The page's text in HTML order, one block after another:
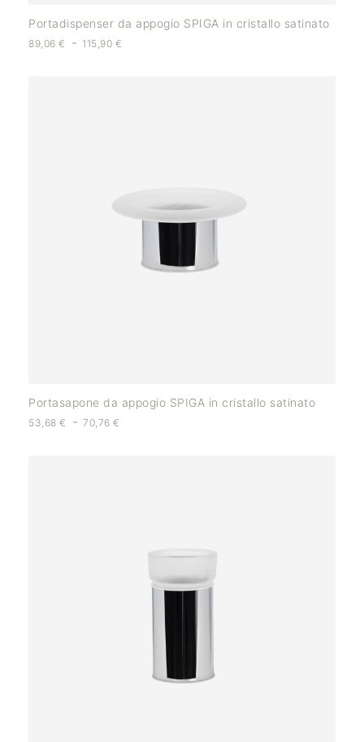
Portadispenser da appogio SPIGA in cristallo satinato
89,06 € - 115,90 €
Portasapone da appogio SPIGA in cristallo satinato
53,68 € - 70,76€